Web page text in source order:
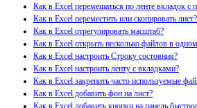
Как в Excel перемещаться по ленте вкладок
Как в Excel переместить или скопировать лист?
Как в Excel отрегулировать масштаб?
Как в Excel открыть несколько файлов в
Как в Excel настроить Строку состояния?
Как в Excel настроить ленту с вкладками?
Как в Excel закрепить часто используемые
Как в Excel добавить фон на лист?
Как в Excel добавить кнопки на панель